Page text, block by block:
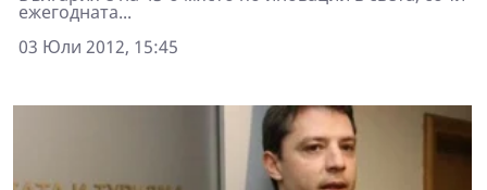
ежегодната...
03 Юли 2012, 15:45